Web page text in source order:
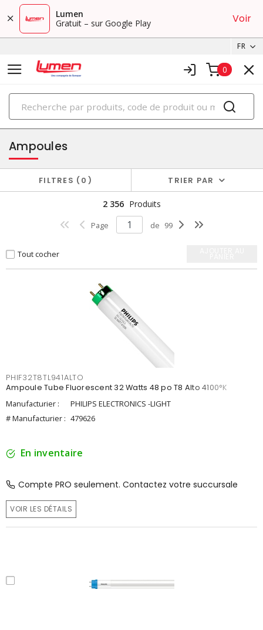
Lumen
Gratuit – sur Google Play
Voir
FR
0
PRODUITS
éclairage
Ampoules
FILTRES 0 TRIER PAR
2 356 Produits
Page de 99
Tout cocher
PHIF32T8TL941ALTO
Ampoule Tube Fluorescent 32 Watts 48 po T8 Alto 4100°K
Manufacturier :
PHILIPS ELECTRONICS -LIGHT
# Manufacturier : 479626
En inventaire
Compte PRO seulement. Contactez votre succursale
VOIR LES DÉTAILS